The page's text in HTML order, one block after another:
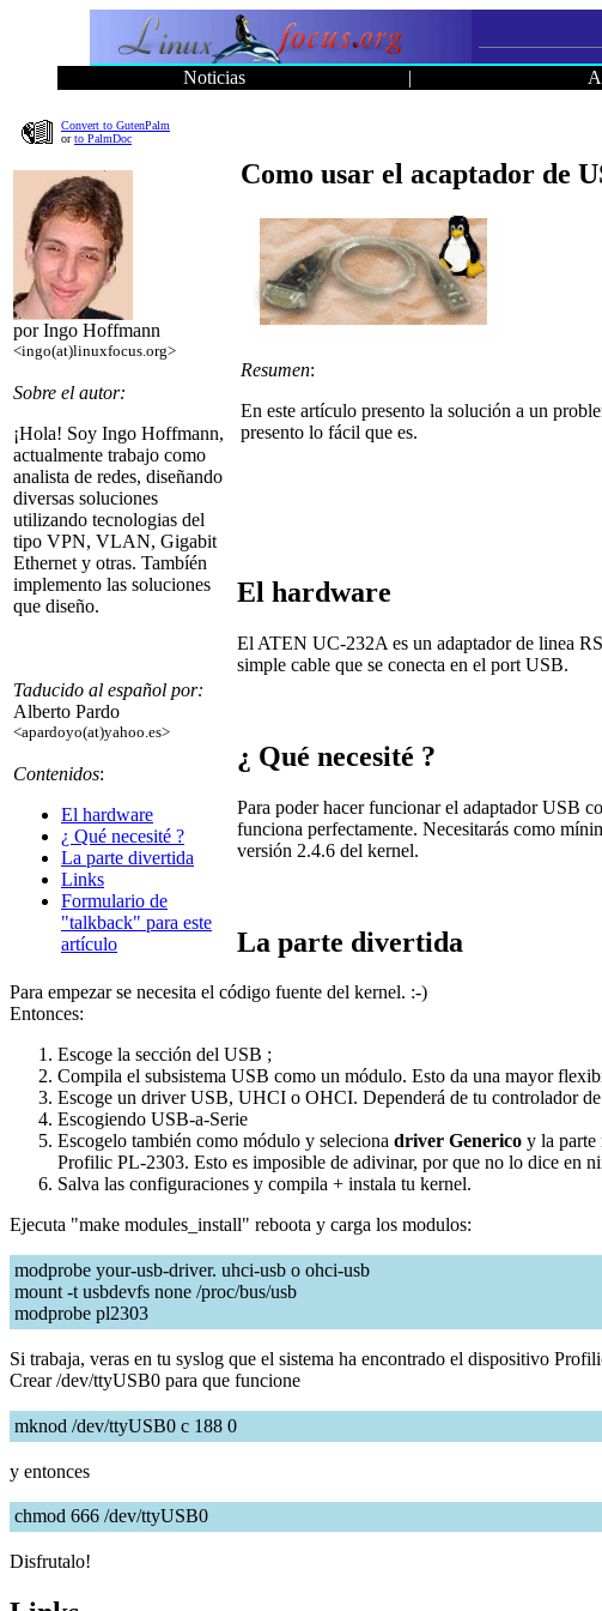
Noticias |
Convert to GutenPalm
orto PalmDoc
por Ingo Hoffmann
<ingo(at)linuxfocus.org>
Sobre el autor:
¡Hola! Soy Ingo Hoffmann,
actualmente trabajo como
analista de redes, diseñando
diversas soluciones
utilizando tecnologias del
tipo VPN, VLAN, Gigabit
Ethernet y otras. Tambíén
implemento las soluciones
que diseño.
Taducido al español por:
Alberto Pardo
<apardoyo(at)yahoo.es>
Contenidos:
El hardware
¿ Qué necesité ?
La parte divertida
Links
Formulario de
"talkback" para este
artículo
Como usar el acaptador de
Resumen:
En este artículo presento la solución a un
presento lo fácil que es.
El hardware
El ATEN UC-232A es un adaptador de linea
simple cable que se conecta en el port USB.
¿ Qué necesité ?
Para poder hacer funcionar el adaptador USB
funciona perfectamente. Necesitarás como
versión 2.4.6 del kernel.
La parte divertida
Para empezar se necesita el código fuente del kernel. :-)
Entonces:
Escoge la sección del USB ;
Compila el subsistema USB como un módulo. Esto da una mayor
Escoge un driver USB, UHCI o OHCI. Dependerá de tu controlador
Escogiendo USB-a-Serie
Escogelo también como módulo y seleciona driver Generico y la parte
Profilic PL-2303. Esto es imposible de adivinar, por que no lo dice en
Salva las configuraciones y compila + instala tu kernel.
Ejecuta "make modules_install" reboota y carga los modulos:
modprobe your-usb-driver. uhci-usb o ohci-usb
mount -t usbdevfs none /proc/bus/usb
modprobe pl2303
Si trabaja, veras en tu syslog que el sistema ha encontrado el dispositivo
Crear /dev/ttyUSB0 para que funcione
mknod /dev/ttyUSB0 c 188 0
y entonces
chmod 666 /dev/ttyUSB0
Disfrutalo!